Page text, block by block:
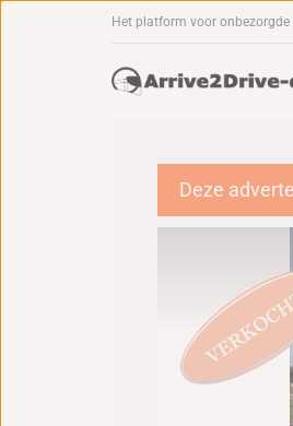
Het platform voor
Deze